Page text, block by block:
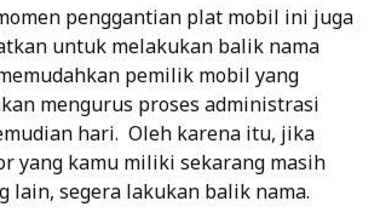
penggantian plat mobil ini juga
untuk melakukan balik nama
pemilik mobil yang
mengurus proses administrasi
hari. Oleh karena itu, jika
yang kamu miliki sekarang masih
lain, segera lakukan balik nama.